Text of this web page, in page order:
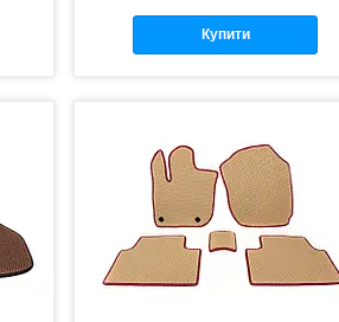
Купити